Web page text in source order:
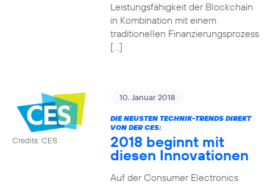
Leistungsfähigkeit der Blockchain
in Kombination mit einem
traditionellen Finanzierungsprozess
[…]
Credits: CES
10. Januar 2018
DIE NEUSTEN TECHNIK-TRENDS DIREKT
VON DER CES:
2018 beginnt mit
diesen Innovationen
Auf der Consumer Electronics